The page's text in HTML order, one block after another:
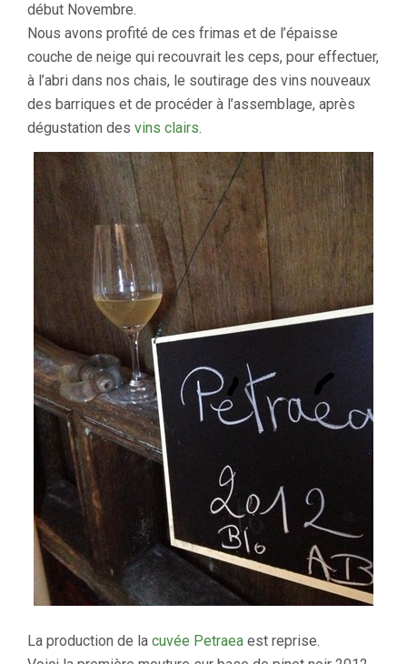
début Novembre.
Nous avons profité de ces frimas et de l’épaisse
couche de neige qui recouvrait les ceps, pour effectuer,
à l’abri dans nos chais, le soutirage des vins nouveaux
des barriques et de procéder à l’assemblage, après
dégustation des vins clairs.
La production de la cuvée Petraea est reprise.